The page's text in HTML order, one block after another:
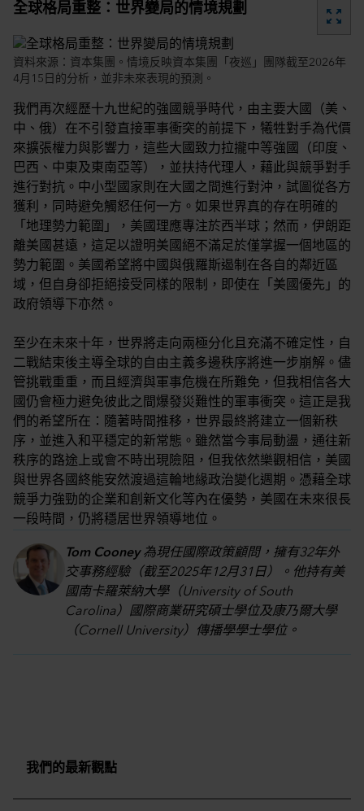
全球格局重整：世界變局的情境規劃 zoom_out_map
資料來源：資本集團。情境反映資本集團「夜巡」團隊截至2026年
4月15日的分析，並非未來表現的預測。
我們再次經歷十九世紀的強國競爭時代，由主要大國（美、
中、俄）在不引發直接軍事衝突的前提下，犧牲對手為代價
來擴張權力與影響力，這些大國致力拉攏中等強國（印度、
巴西、中東及東南亞等），並扶持代理人，藉此與競爭對手
進行對抗。中小型國家則在大國之間進行對沖，試圖從各方
獲利，同時避免觸怒任何一方。如果世界真的存在明確的
「地理勢力範圍」，美國理應專注於西半球；然而，伊朗距
離美國甚遠，這足以證明美國絕不滿足於僅掌握一個地區的
勢力範圍。美國希望將中國與俄羅斯遏制在各自的鄰近區
域，但自身卻拒絕接受同樣的限制，即使在「美國優先」的
政府領導下亦然。
至少在未來十年，世界將走向兩極分化且充滿不確定性，自
二戰結束後主導全球的自由主義多邊秩序將進一步崩解。儘
管挑戰重重，而且經濟與軍事危機在所難免，但我相信各大
國仍會極力避免彼此之間爆發災難性的軍事衝突。這正是我
們的希望所在：隨著時間推移，世界最終將建立一個新秩
序，並進入和平穩定的新常態。雖然當今事局動盪，通往新
秩序的路途上或會不時出現險阻，但我依然樂觀相信，美國
與世界各國終能安然渡過這輪地緣政治變化週期。憑藉全球
競爭力強勁的企業和創新文化等內在優勢，美國在未來很長
一段時間，仍將穩居世界領導地位。
Tom Cooney為現任國際政策顧問，擁有32年外
交事務經驗（截至2025年12月31日）。他持有美
國南卡羅萊納大學（University of South
Carolina）國際商業研究碩士學位及康乃爾大學
（Cornell University）傳播學學士學位。
我們的最新觀點